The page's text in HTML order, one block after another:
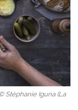
Stéphanie Iguna (La